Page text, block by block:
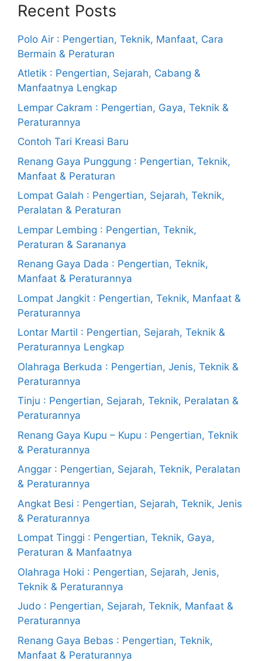
Recent Posts
Polo Air : Pengertian, Teknik, Manfaat, Cara
Bermain & Peraturan
Atletik : Pengertian, Sejarah, Cabang &
Manfaatnya Lengkap
Lempar Cakram : Pengertian, Gaya, Teknik &
Peraturannya
Contoh Tari Kreasi Baru
Renang Gaya Punggung : Pengertian, Teknik,
Manfaat & Peraturan
Lompat Galah : Pengertian, Sejarah, Teknik,
Peralatan & Peraturan
Lempar Lembing : Pengertian, Teknik,
Peraturan & Sarananya
Renang Gaya Dada : Pengertian, Teknik,
Manfaat & Peraturannya
Lompat Jangkit : Pengertian, Teknik, Manfaat &
Peraturannya
Lontar Martil : Pengertian, Sejarah, Teknik &
Peraturannya Lengkap
Olahraga Berkuda : Pengertian, Jenis, Teknik &
Peraturannya
Tinju : Pengertian, Sejarah, Teknik, Peralatan &
Peraturannya
Renang Gaya Kupu – Kupu : Pengertian, Teknik
& Peraturannya
Anggar : Pengertian, Sejarah, Teknik, Peralatan
& Peraturannya
Angkat Besi : Pengertian, Sejarah, Teknik, Jenis
& Peraturannya
Lompat Tinggi : Pengertian, Teknik, Gaya,
Peraturan & Manfaatnya
Olahraga Hoki : Pengertian, Sejarah, Jenis,
Teknik & Peraturannya
Judo : Pengertian, Sejarah, Teknik, Manfaat &
Peraturannya
Renang Gaya Bebas : Pengertian, Teknik,
Manfaat & Peraturannya